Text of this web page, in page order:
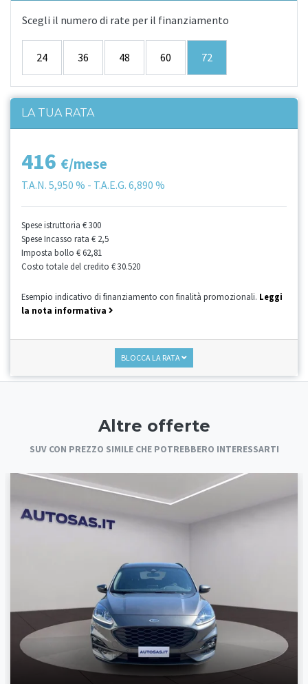
Scegli il numero di rate per il finanziamento
24 36 48 60 72
LA TUA RATA
416 €/mese
T.A.N. 5,950 % - T.A.E.G. 6,890 %
Spese istruttoria € 300
Spese Incasso rata € 2,5
Imposta bollo € 62,81
Costo totale del credito € 30.520
Esempio indicativo di finanziamento con finalità promozionali. Leggi
la nota informativa
BLOCCA LA RATA
Altre offerte
SUV CON PREZZO SIMILE CHE POTREBBERO INTERESSARTI